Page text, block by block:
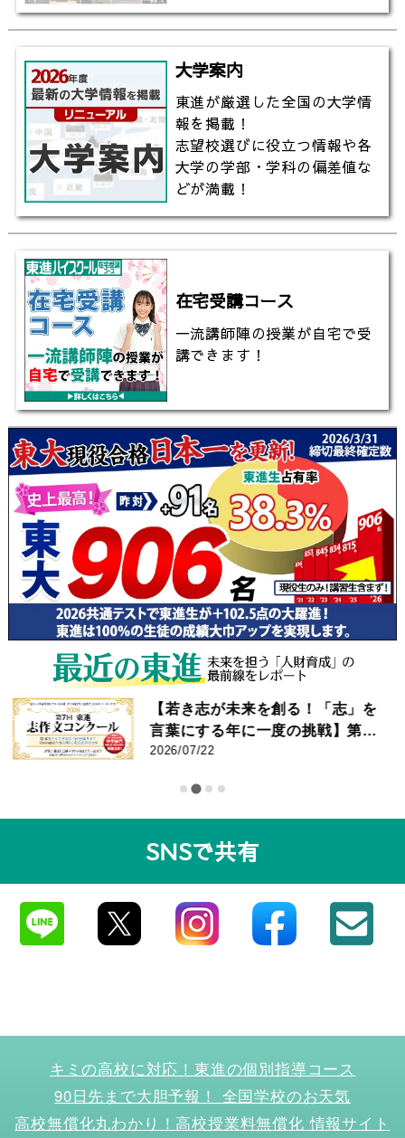
http://www.youtube.com/channel/
sub_confirmation=1
#大阪大学 #大阪大学工学部 #工学部
大学案内
東進が厳選した全国の大学情
報を掲載！
志望校選びに役立つ情報や各
大学の学部・学科の偏差値な
どが満載！
在宅受講コース
一流講師陣の授業が自宅で受
講できます！
【若き志が未来を創る！「志」を
言葉にする年に一度の挑戦】第7
回 東進 志作文コンクール 優秀者
2026/07/22
SNSで共有
キミの高校に対応！東進の個別指導コース
90日先まで大胆予報！ 全国学校のお天気
高校無償化丸わかり！高校授業料無償化 情報サイト